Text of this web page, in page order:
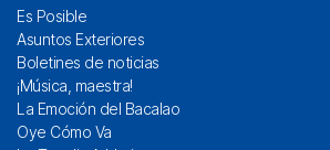
Es Posible
Asuntos Exteriores
Boletines de noticias
¡Música, maestra!
La Emoción del Bacalao
Oye Cómo Va